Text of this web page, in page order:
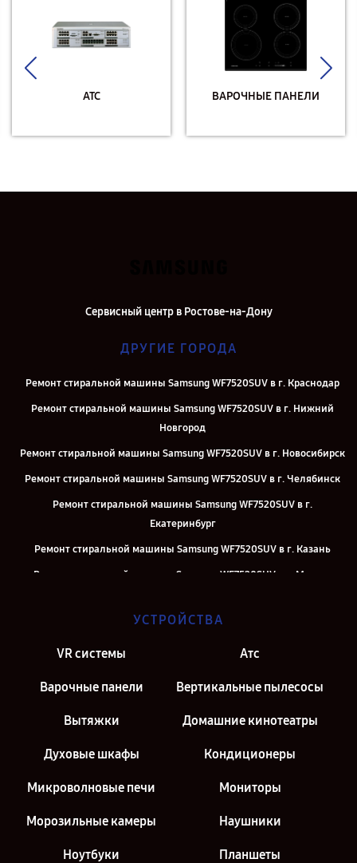
АТС ВАРОЧНЫЕ ПАНЕЛИ
Сервисный центр в Ростове-на-Дону
ДРУГИЕ ГОРОДА
Ремонт стиральной машины Samsung WF7520SUV в г. Краснодар
Ремонт стиральной машины Samsung WF7520SUV в г. Нижний
Новгород
Ремонт стиральной машины Samsung WF7520SUV в г. Новосибирск
Ремонт стиральной машины Samsung WF7520SUV в г. Челябинск
Ремонт стиральной машины Samsung WF7520SUV в г.
Екатеринбург
Ремонт стиральной машины Samsung WF7520SUV в г. Казань
Ремонт стиральной машины Samsung WF7520SUV в г. Москва
Петербург
УСТРОЙСТВА
VR системы Атс
Варочные панели Вертикальные пылесосы
Вытяжки Домашние кинотеатры
Духовые шкафы Кондиционеры
Микроволновые печи Мониторы
Морозильные камеры Наушники
Ноутбуки Планшеты